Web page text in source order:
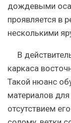
дождевыми
проявляется в
несколькими
В
каркаса
Такой нюанс
материалов
отсутствием